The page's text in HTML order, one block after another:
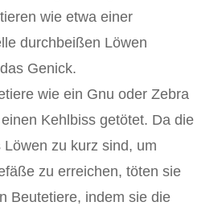
wie etwa einer
durchbeißen Löwen
Genick.
wie ein Gnu oder Zebra
Kehlbiss getötet. Da die
Löwen zu kurz sind, um
zu erreichen, töten sie
Beutetiere, indem sie die